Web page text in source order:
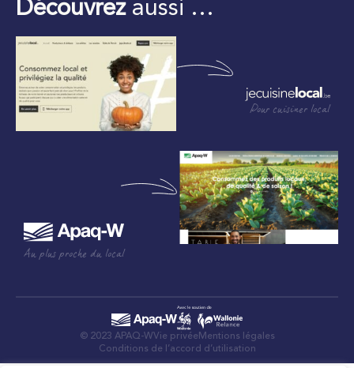
Découvrezaussi …
Pour cuisiner local
Au plus proche du local
© 2023 APAQ-WVie privée Mentions légales
Conditions de l’accord d’utilisation